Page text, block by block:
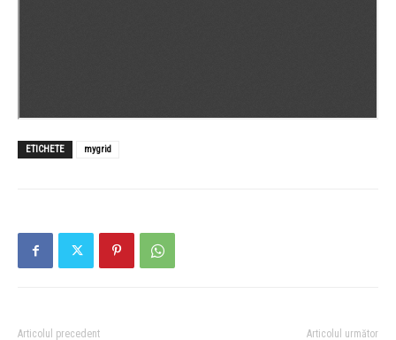
ETICHETE mygrid
Articolul precedent Articolul următor